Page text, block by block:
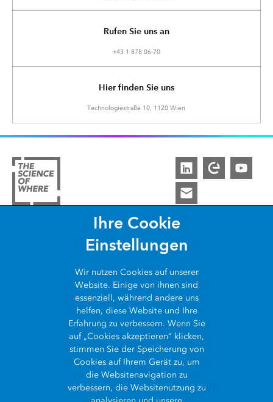
Rufen Sie uns an
+43 1 878 06-70
Hier finden Sie uns
Technologiestraße 10, 1120 Wien
Die Geschichte des GIS
Ihre Cookie
Einstellungen
Wir nutzen Cookiesauf unserer
Website. Einige von ihnen sind
essenziell, während andere uns
helfen, diese Website und Ihre
Erfahrung zu verbessern. Wenn Sie
auf „Cookies akzeptieren“ klicken,
stimmen Sie der Speicherung von
Cookies auf Ihrem Gerät zu, um
die Websitenavigation zu
verbessern, die Websitenutzung zu